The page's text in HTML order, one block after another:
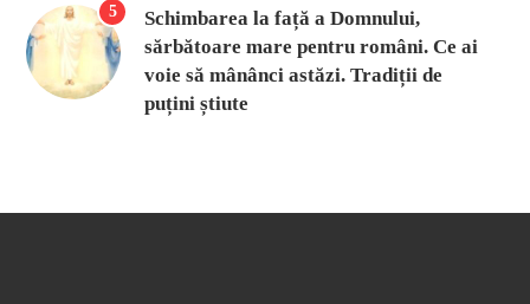
5
Schimbarea la față a Domnului,
sărbătoare mare pentru români. Ce ai
voie să mânânci astăzi. Tradiții de
puțini știute